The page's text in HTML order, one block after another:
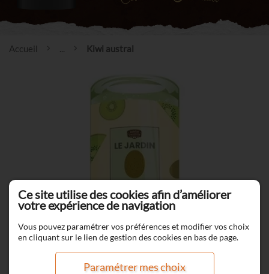
Accueil ... Kiwi austral
Ce site utilise des cookies afin d’améliorer
votre expérience de navigation
Vous pouvez paramétrer vos préférences et modifier vos choix
en cliquant sur le lien de gestion des cookies en bas de page.
Paramétrer mes choix